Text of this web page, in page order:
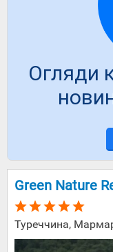
Огляди
Green Nature
Туреччина,